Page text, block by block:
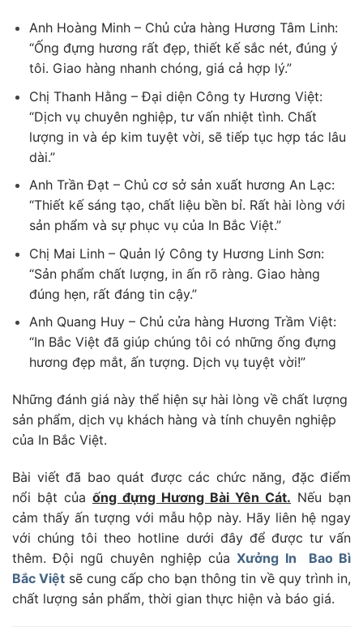
Anh Hoàng Minh – Chủ cửa hàng Hương Tâm Linh:
“Ống đựng hương rất đẹp, thiết kế sắc nét, đúng ý
tôi. Giao hàng nhanh chóng, giá cả hợp lý.”
Chị Thanh Hằng – Đại diện Công ty Hương Việt:
“Dịch vụ chuyên nghiệp, tư vấn nhiệt tình. Chất
lượng in và ép kim tuyệt vời, sẽ tiếp tục hợp tác lâu
dài.”
Anh Trần Đạt – Chủ cơ sở sản xuất hương An Lạc:
“Thiết kế sáng tạo, chất liệu bền bỉ. Rất hài lòng với
sản phẩm và sự phục vụ của In Bắc Việt.”
Chị Mai Linh – Quản lý Công ty Hương Linh Sơn:
“Sản phẩm chất lượng, in ấn rõ ràng. Giao hàng
đúng hẹn, rất đáng tin cậy.”
Anh Quang Huy – Chủ cửa hàng Hương Trầm Việt:
“In Bắc Việt đã giúp chúng tôi có những ống đựng
hương đẹp mắt, ấn tượng. Dịch vụ tuyệt vời!”
Những đánh giá này thể hiện sự hài lòng về chất lượng
sản phẩm, dịch vụ khách hàng và tính chuyên nghiệp
của In Bắc Việt.
Bài viết đã bao quát được các chức năng, đặc điểm
nổi bật của ống đựng Hương Bài Yên Cát. Nếu bạn
cảm thấy ấn tượng với mẫu hộp này. Hãy liên hệ ngay
với chúng tôi theo hotline dưới đây để được tư vấn
thêm. Đội ngũ chuyên nghiệp củaXưởng In Bao Bì
Bắc Việt sẽ cung cấp cho bạn thông tin về quy trình in,
chất lượng sản phẩm, thời gian thực hiện và báo giá.